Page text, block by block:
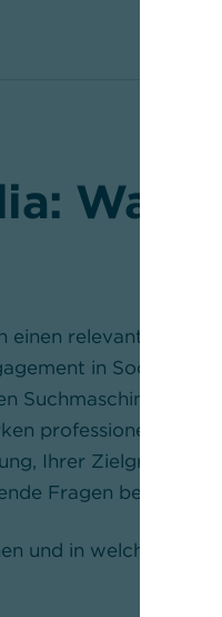
relevanten
in Social
Suchmaschinen. Ob
professionell aktiv
Ihrer Zielgruppe
Fragen
und in welchen